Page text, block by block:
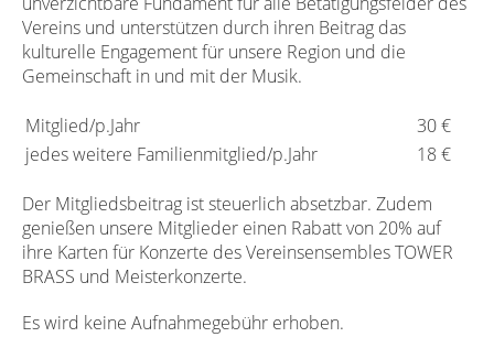
Vereins und unterstützen durch ihren Beitrag das
kulturelle Engagement für unsere Region und die
Gemeinschaft in und mit der Musik.
Mitglied/p.Jahr
30 €
jedes weitere Familienmitglied/p.Jahr
18 €
Der Mitgliedsbeitrag ist steuerlich absetzbar. Zudem
genießen unsere Mitglieder einen Rabatt von 20% auf
ihre Karten für Konzerte des Vereinsensembles TOWER
BRASS und Meisterkonzerte.
Es wird keine Aufnahmegebühr erhoben.